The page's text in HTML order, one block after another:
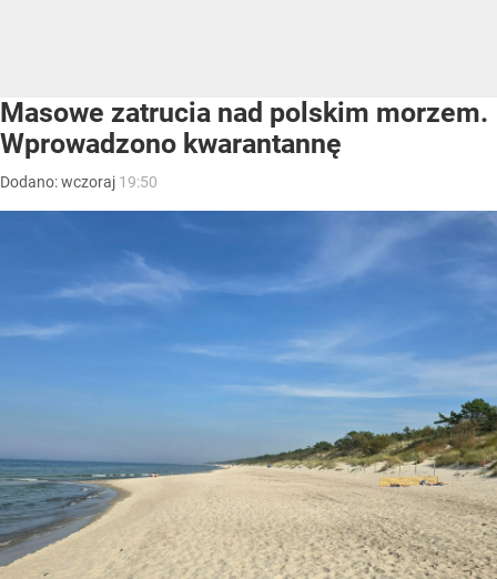
Masowe zatrucia nad polskim morzem.
Wprowadzono kwarantannę
Dodano:wczoraj 19:50